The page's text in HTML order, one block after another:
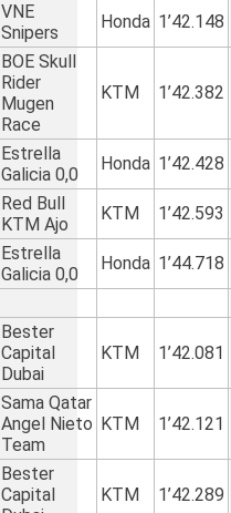
VNE
Snipers
Honda 1’42.148
BOE Skull
Rider
Mugen
Race
KTM 1’42.382
Estrella
Galicia 0,0
Honda 1’42.428
Red Bull
KTM Ajo
KTM 1’42.593
Estrella
Galicia 0,0
Honda 1’44.718
Bester
Capital
Dubai
KTM 1’42.081
Sama Qatar
Angel Nieto
Team
KTM 1’42.121
Bester
Capital
KTM 1’42.289